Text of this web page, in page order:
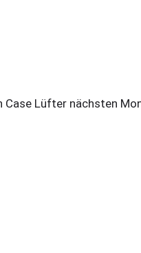
Lüfter nächsten